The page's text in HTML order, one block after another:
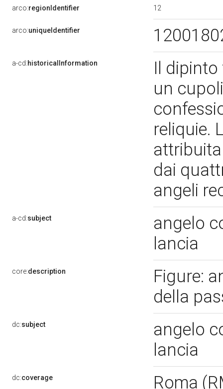
arco:regionIdentifier 12
arco:uniqueIdentifier
a-cd:historicalInformation
Il dipinto
un
reliquie.
dai
angeli
a-cd:subject
angelo
lancia
core:description
Figure:
della
dc:subject
angelo
lancia
dc:coverage Roma